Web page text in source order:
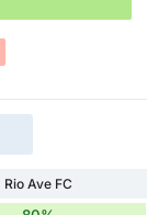
Rio Ave FC